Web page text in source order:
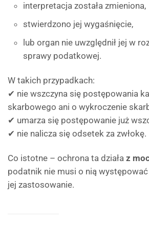
interpretacja została zmieniona,
stwierdzono jej wygaśnięcie,
lub organ nie uwzględnił jej w
sprawy podatkowej.
W takich przypadkach:
✔ nie wszczyna się postępowania
skarbowego ani o wykroczenie
✔ umarza się postępowanie już
✔ nie nalicza się odsetek za zwłokę.
Co istotne – ochrona ta działa z
podatnik nie musi o nią
jej zastosowanie.